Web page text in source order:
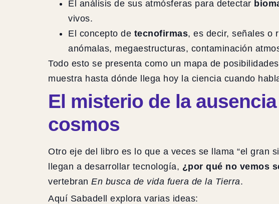
El análisis de sus atmósferas para detectar
vivos.
El concepto de tecnofirmas, es decir, señales o
anómalas, megaestructuras, contaminación
Todo esto se presenta como un mapa de
muestra hasta dónde llega hoy la ciencia cuando
El misterio de la
cosmos
Otro eje del libro es lo que a veces se llama “el gran
llegan a desarrollar tecnología, ¿por qué no vemos
vertebran En busca de vida fuera de la Tierra.
Aquí Sabadell explora varias ideas: